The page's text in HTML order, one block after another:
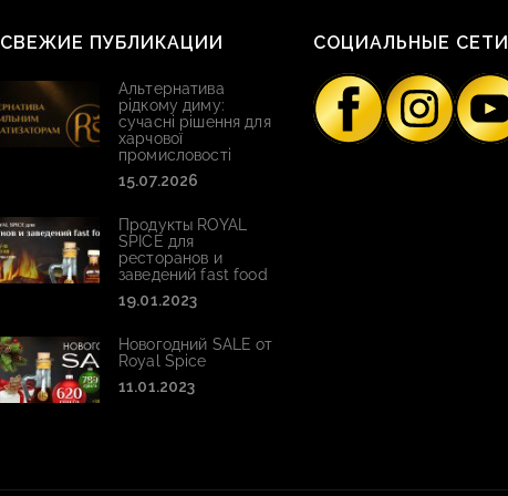
СВЕЖИЕ ПУБЛИКАЦИИ
Альтернатива
рідкому диму:
сучасні рішення для
харчової
промисловості
15.07.2026
Продукты ROYAL
SPICE для
ресторанов и
заведений fast food
19.01.2023
Новогодний SALE от
Royal Spice
11.01.2023
СОЦИАЛЬНЫЕ СЕТИ